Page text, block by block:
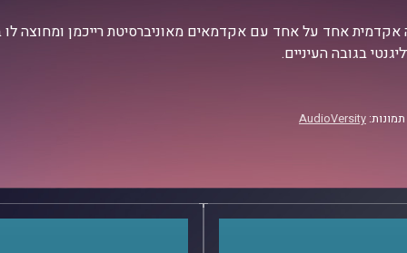
אקדמית אחד על אחד עם אקדמאים מאוניברסיטת רייכמן ומחוצה לו
בגובה העיניים.
AudioVersity